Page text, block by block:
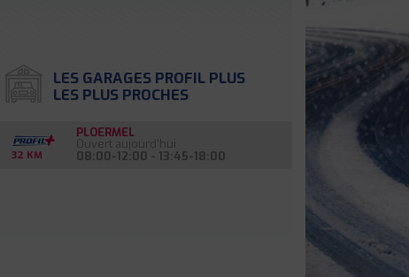
LES GARAGES PROFIL PLUS
LES PLUS PROCHES
32 KM
PLOERMEL
Ouvert aujourd'hui
08:00-12:00 - 13:45-18:00